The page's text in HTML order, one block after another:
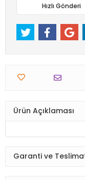
Hızlı Gönderi
Ürün Açıklaması
Garanti ve